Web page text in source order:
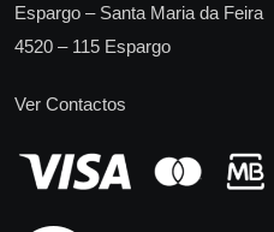
Espargo – Santa Maria da Feira
4520 – 115 Espargo
Ver Contactos